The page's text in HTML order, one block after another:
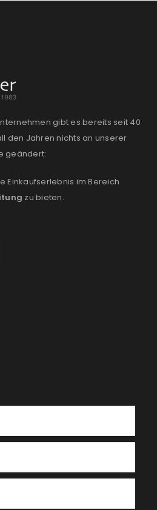
durch
neuen Passworts wird an
you would like to hear from
gibt es bereits seit 40
den Jahren nichts an unserer
geändert:
Einkaufserlebnis im Bereich
zu bieten.